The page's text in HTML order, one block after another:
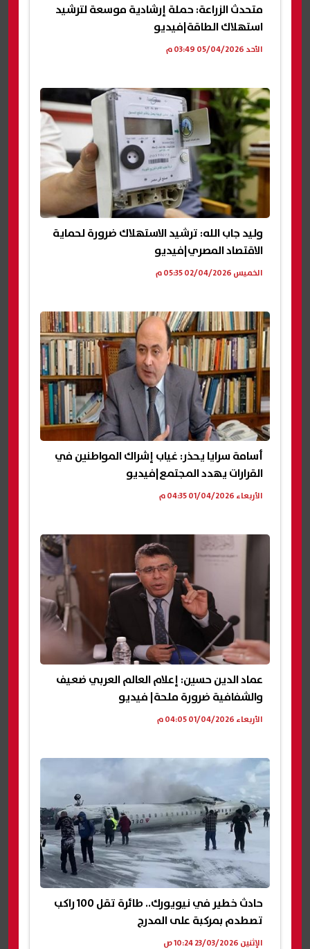
متحدث الزراعة: حملة إرشادية موسعة لترشيد
استهلاك الطاقة|فيديو
الأحد 05/04/2026 03:49 م
وليد جاب الله: ترشيد الاستهلاك ضرورة لحماية
الاقتصاد المصري|فيديو
الخميس 02/04/2026 05:35 م
أسامة سرايا يحذر: غياب إشراك المواطنين في
القرارات يهدد المجتمع|فيديو
الأربعاء 01/04/2026 04:35 م
عماد الدين حسين: إعلام العالم العربي ضعيف
والشفافية ضرورة ملحة| فيديو
الأربعاء 01/04/2026 04:05 م
حادث خطير في نيويورك.. طائرة تقل 100 راكب
تصطدم بمركبة على المدرج
الإثنين 23/03/2026 10:24 ص